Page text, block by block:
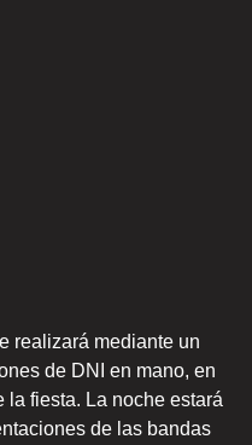
realizará mediante un
de DNI en mano, en
la fiesta. La noche estará
de las bandas